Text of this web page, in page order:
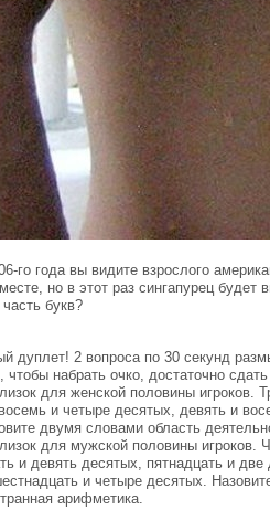
года вы видите взрослого
но в этот раз сингапурец
букв?
дуплет! 2 вопроса по 30 секунд
набрать очко, достаточно
для женской половины игроков.
и четыре десятых, девять и
двумя словами область
для мужской половины игроков.
и девять десятых, пятнадцать и
и четыре десятых.
арифметика.